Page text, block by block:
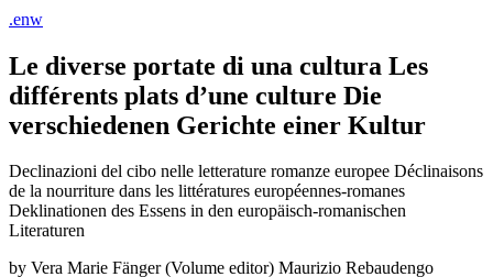
Le diverse portate di una cultura Les
différents plats d’une culture Die
Declinazioni del cibo nelle letterature romanze europee Déclinaisons
de la nourriture dans les littératures européennes-romanes
Deklinationen des Essens in den europäisch-romanischen